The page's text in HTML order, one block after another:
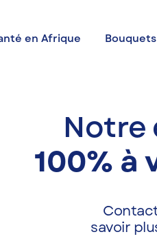
en Afrique
Notre
100% à
savoir